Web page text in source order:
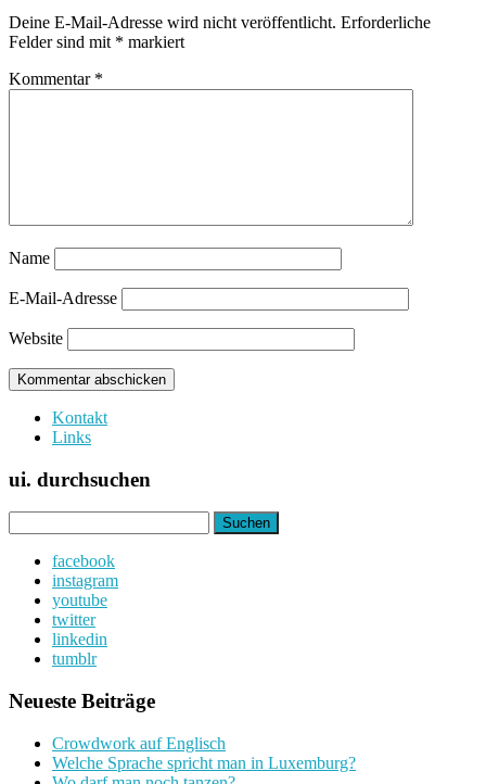
Deine E-Mail-Adresse wird nicht veröffentlicht. Erforderliche
Felder sind mit * markiert
Kommentar *
Name
E-Mail-Adresse
Website
Kontakt
Links
ui. durchsuchen
nach:
facebook
instagram
youtube
twitter
linkedin
tumblr
Neueste Beiträge
Crowdwork auf Englisch
Welche Sprache spricht man in Luxemburg?